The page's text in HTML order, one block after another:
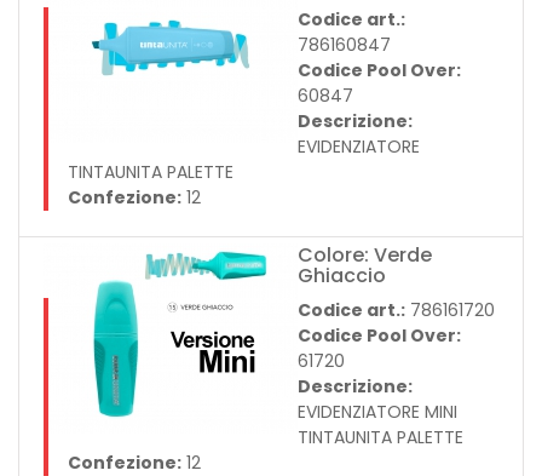
Codice art.:
786160847
Codice Pool Over:
60847
Descrizione:
EVIDENZIATORE
TINTAUNITA PALETTE
Confezione: 12
Colore: Verde
Ghiaccio
Codice art.: 786161720
Codice Pool Over:
61720
Descrizione:
EVIDENZIATORE MINI
TINTAUNITA PALETTE
Confezione: 12